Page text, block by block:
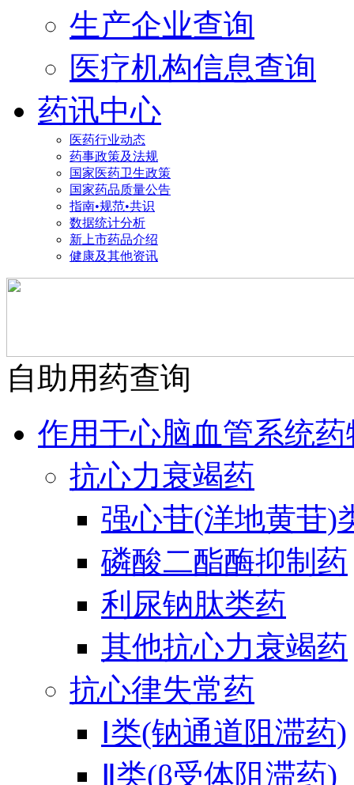
生产企业查询
医疗机构信息查询
药讯中心
医药行业动态
药事政策及法规
国家医药卫生政策
国家药品质量公告
指南•规范•共识
数据统计分析
新上市药品介绍
健康及其他资讯
自助用药查询
作用于心脑血管系统药
抗心力衰竭药
强心苷(洋地黄苷)
磷酸二酯酶抑制药
利尿钠肽类药
其他抗心力衰竭药
抗心律失常药
Ⅰ类(钠通道阻滞药)
Ⅱ类(β受体阻滞药)